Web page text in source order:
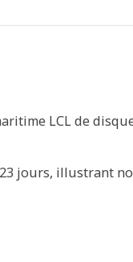
LCL de
jours, illustrant